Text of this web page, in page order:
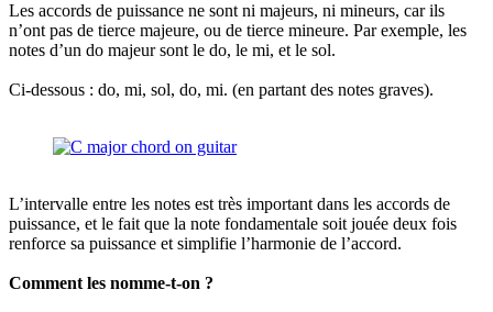
Les accords de puissance ne sont ni majeurs, ni mineurs, car ils
n’ont pas de tierce majeure, ou de tierce mineure. Par exemple, les
notes d’un do majeur sont le do, le mi, et le sol.
Ci-dessous : do, mi, sol, do, mi. (en partant des notes graves).
L’intervalle entre les notes est très important dans les accords de
puissance, et le fait que la note fondamentale soit jouée deux fois
renforce sa puissance et simplifie l’harmonie de l’accord.
Comment les nomme-t-on ?